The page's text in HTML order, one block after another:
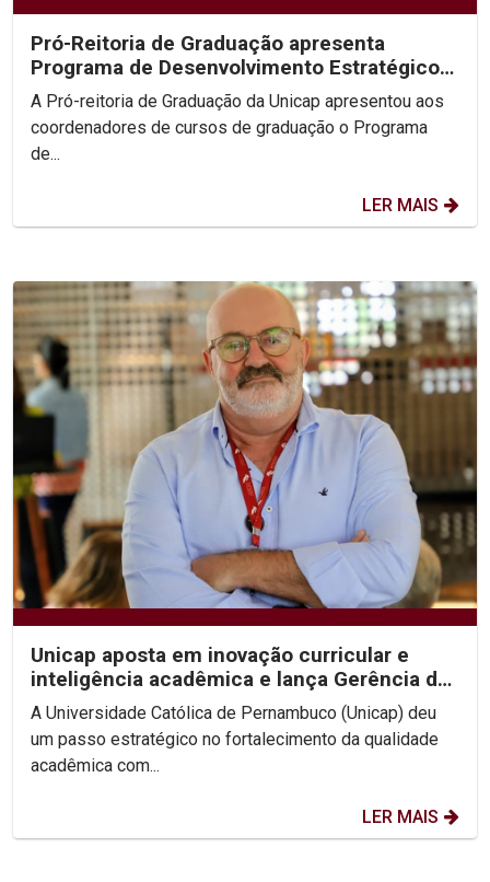
Pró-Reitoria de Graduação apresenta
Programa de Desenvolvimento Estratégico
para fortalecer...
A Pró-reitoria de Graduação da Unicap apresentou aos
coordenadores de cursos de graduação o Programa
de...
LER MAIS
Unicap aposta em inovação curricular e
inteligência acadêmica e lança Gerência de
Desenvolvimento...
A Universidade Católica de Pernambuco (Unicap) deu
um passo estratégico no fortalecimento da qualidade
acadêmica com...
LER MAIS